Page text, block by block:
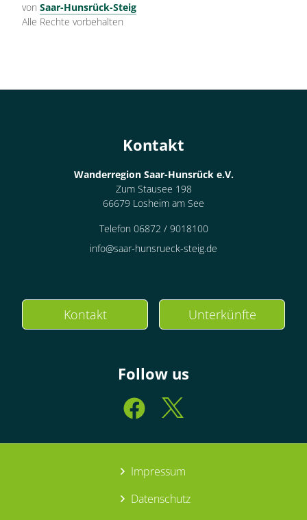
von Saar-Hunsrück-Steig
Alle Rechte vorbehalten
Kontakt
Wanderregion Saar-Hunsrück e.V.
Zum Stausee 198
66679 Losheim am See
Telefon 06872 / 9018100
info@saar-hunsrueck-steig.de
Kontakt Unterkünfte
Follow us
Impressum
Datenschutz